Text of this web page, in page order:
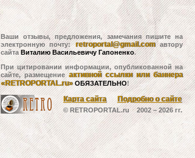
Ваши отзывы, предложения, замечания пишите на
электронную почту:retroportal@gmail.comавтору
сайтаВиталию Васильевичу Гапоненко.
При цитировании информации, опубликованной на
сайте, размещениеактивной ссылки или баннера
«RETROPORTAL.ru» ОБЯЗАТЕЛЬНО!
Карта сайта Подробно о сайте
© RETROPORTAL.ru 2002 –2026 гг.